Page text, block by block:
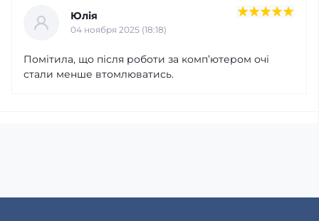
Юлія
04 ноября 2025 (18:18)
Помітила, що після роботи за комп’ютером очі
стали менше втомлюватись.